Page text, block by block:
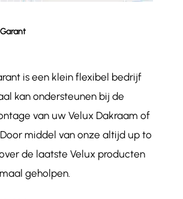
is een klein flexibel bedrijf
kan ondersteunen bij de
van uw Velux Dakraam of
middel van onze altijd up to
de laatste Velux producten
geholpen.